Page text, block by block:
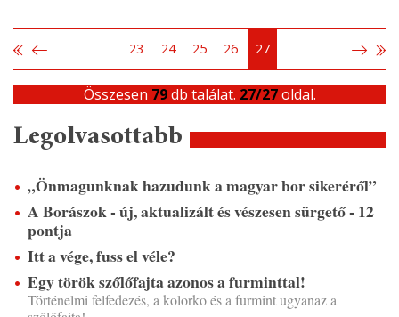
23 24 25 26 27
Összesen 79db találat. 27/27oldal.
Legolvasottabb
„Önmagunknak hazudunk a magyar bor sikeréről”
A Borászok - új, aktualizált és vészesen sürgető - 12
pontja
Itt a vége, fuss el véle?
Egy török szőlőfajta azonos a furminttal!
Történelmi felfedezés, a kolorko és a furmint ugyanaz a